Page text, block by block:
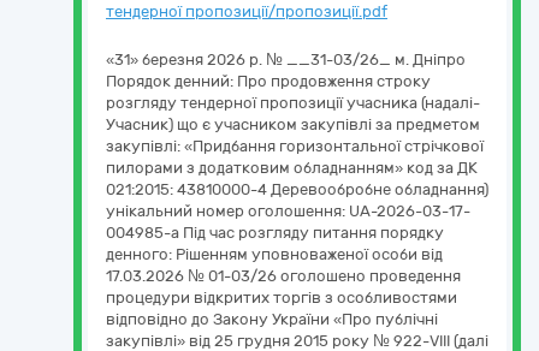
тендерної пропозиції/пропозиції.pdf
«31» березня 2026 р. № __31-03/26_ м. Дніпро
Порядок денний: Про продовження строку
розгляду тендерної пропозиції учасника (надалі-
Учасник) що є учасником закупівлі за предметом
закупівлі: «Придбання горизонтальної стрічкової
пилорами з додатковим обладнанням» код за ДК
021:2015: 43810000-4 Деревообробне обладнання)
унікальний номер оголошення: UA-2026-03-17-
004985-a Під час розгляду питання порядку
денного: Рішенням уповноваженої особи від
17.03.2026 № 01-03/26 оголошено проведення
процедури відкритих торгів з особливостями
відповідно до Закону України «Про публічні
закупівлі» від 25 грудня 2015 року № 922-VIII (далі